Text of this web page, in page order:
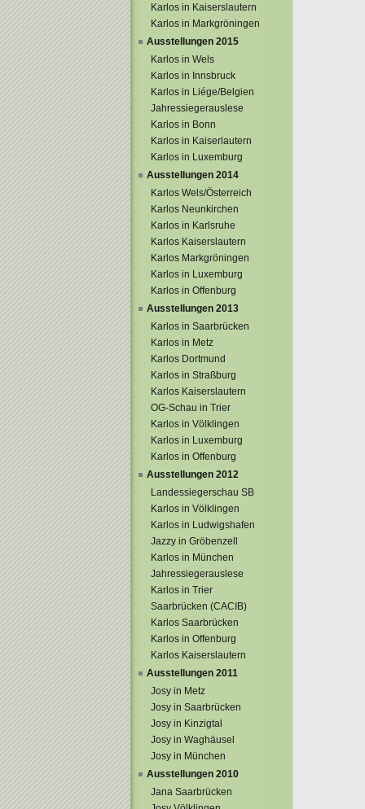
Karlos in Kaiserslautern
Karlos in Markgröningen
Ausstellungen 2015
Karlos in Wels
Karlos in Innsbruck
Karlos in Liége/Belgien
Jahressiegerauslese
Karlos in Bonn
Karlos in Kaiserlautern
Karlos in Luxemburg
Ausstellungen 2014
Karlos Wels/Österreich
Karlos Neunkirchen
Karlos in Karlsruhe
Karlos Kaiserslautern
Karlos Markgröningen
Karlos in Luxemburg
Karlos in Offenburg
Ausstellungen 2013
Karlos in Saarbrücken
Karlos in Metz
Karlos Dortmund
Karlos in Straßburg
Karlos Kaiserslautern
OG-Schau in Trier
Karlos in Völklingen
Karlos in Luxemburg
Karlos in Offenburg
Ausstellungen 2012
Landessiegerschau SB
Karlos in Völklingen
Karlos in Ludwigshafen
Jazzy in Gröbenzell
Karlos in München
Jahressiegerauslese
Karlos in Trier
Saarbrücken (CACIB)
Karlos Saarbrücken
Karlos in Offenburg
Karlos Kaiserslautern
Ausstellungen 2011
Josy in Metz
Josy in Saarbrücken
Josy in Kinzigtal
Josy in Waghäusel
Josy in München
Ausstellungen 2010
Jana Saarbrücken